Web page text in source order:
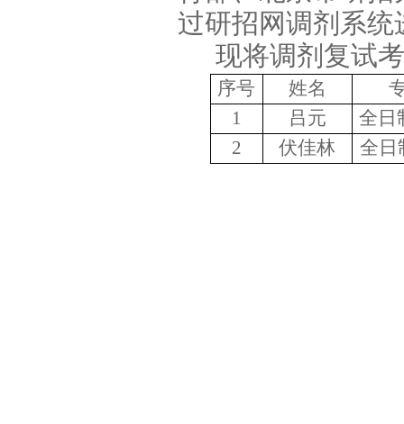
过研招网调剂系
现将调剂复试
序号 姓名
1
吕元
全日
2
伏佳林 全日